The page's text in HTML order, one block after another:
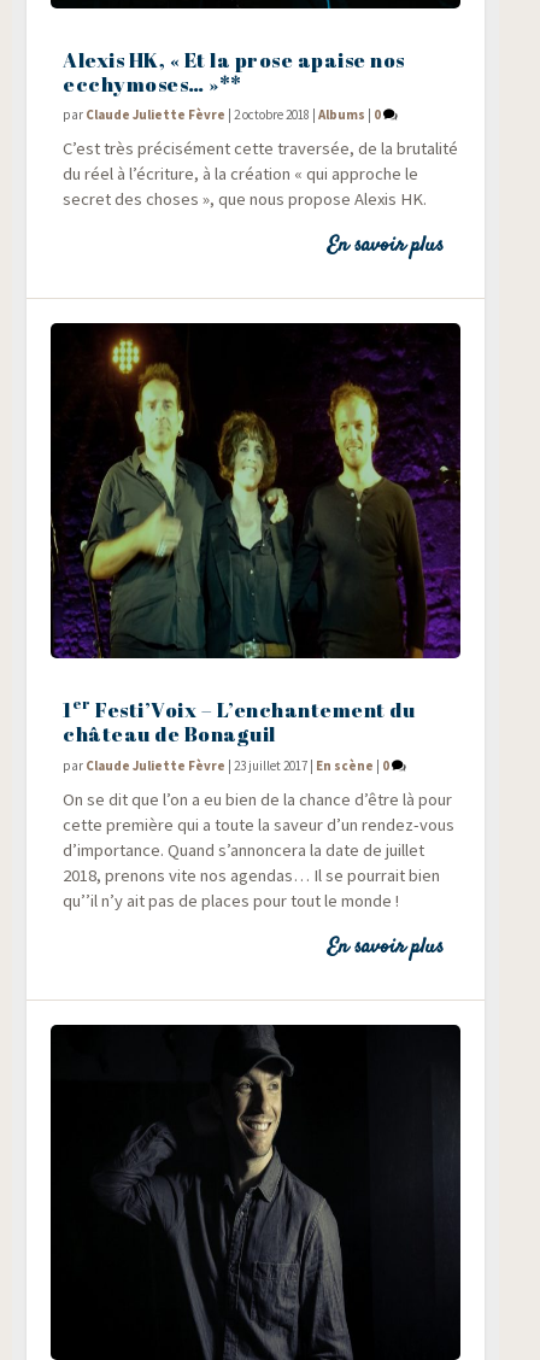
Alexis HK, « Et la prose apaise nos
ecchymoses… »**
par Claude Juliette Fèvre |2 octobre 2018 |Albums 0
C’est très pré­ci­sé­ment cette tra­ver­sée, de la bru­ta­li­té
du réel à l’écriture, à la créa­tion « qui approche le
secret des choses », que nous pro­pose Alexis HK.
En savoir plus
1er Festi’Voix – L’enchantement du
château de Bonaguil
par Claude Juliette Fèvre |23 juillet 2017 En scène 0
On se dit que l’on a eu bien de la chance d’être là pour
cette pre­mière qui a toute la saveur d’un ren­dez-vous
d’importance. Quand s’annoncera la date de juillet
2018, pre­nons vite nos agen­das… Il se pour­rait bien
qu’’il n’y ait pas de places pour tout le monde !
En savoir plus